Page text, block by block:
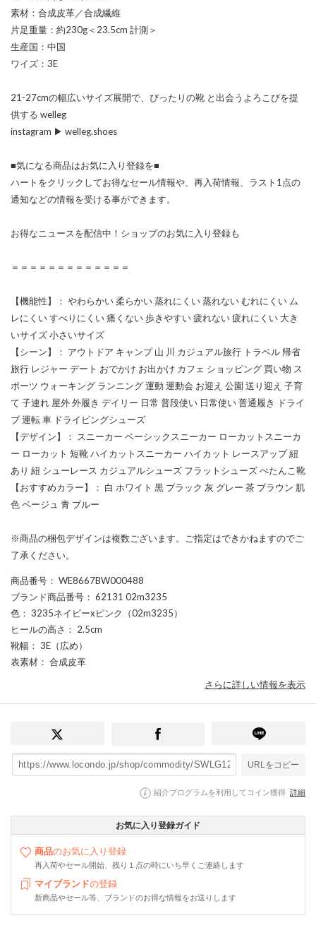
素材：合成皮革／合成繊維
片足重量：約230g＜23.5cm 計測＞
生産国：中国
ワイズ：3E
21-27cmの幅広いサイズ展開で、ぴったりの靴 と出会うよろこびを提
供する welleg
instagram ▶ welleg.shoes
■気になる商品はお気に入り登録を■
ハートをクリックしてお得なセール情報や、再入荷情報、ラスト1点の
通知などの情報を受ける事ができます。
お得なニュースを配信中！ショップのお気に入り登録も
＝＝＝＝＝＝＝＝＝＝＝＝＝
【機能性】： やわらかい 柔らかい 蒸れにくい 蒸れない むれにくい ム
レにくい すべりにくい 痛くない 歩きやすい 疲れない 疲れにくい 大き
いサイズ 小さいサイズ
【シーン】： アウトドア キャンプ 山 川 カジュアル旅行 トラベル 帰省
旅行 レジャー デート おでかけ お出かけ カフェ ショッピング 買い物 ス
ポーツ ウォーキング ランニング 運動 運動会 お迎え 公園 送り迎え 子育
て 子連れ 屋外 外履き デイリー 日常 普段使い 日常使い 普通履き ドライ
ブ 運転 車 ドライビングシューズ
【デザイン】： スニーカー ベーシックスニーカー ローカットスニーカ
ー ローカット 短靴 ハイカットスニーカー ハイカット レースアップ 紐
あり 紐 シューレース カジュアルシューズ フラットシューズ ぺたんこ靴
【おすすめカラー】： 白 ホワイト 黒 ブラック 灰 グレー 茶 ブラウン 肌
色 ベージュ 青 ブルー
※商品の梱包デザインは複数ございます。ご指定はできかねますのでご
了承ください。
商品番号 ： WE8667BW000488
ブランド商品番号 ： 62131 02m3235
色 ： 3235ネイビーxピンク（02m3235）
ヒールの高さ ： 2.5cm
靴幅 ： 3E（広め）
表素材 ： 合成皮革
さらに詳しい情報を表示
URLをコピー
紹介プログラムを利用してコイン獲得 詳細
お気に入り登録ガイド
商品のお気に入り登録
再入荷やセール開始、残り１点の時にいち早くご連絡します
マイブランドの登録
新商品やセール等、ブランドのお得な情報をお送りします